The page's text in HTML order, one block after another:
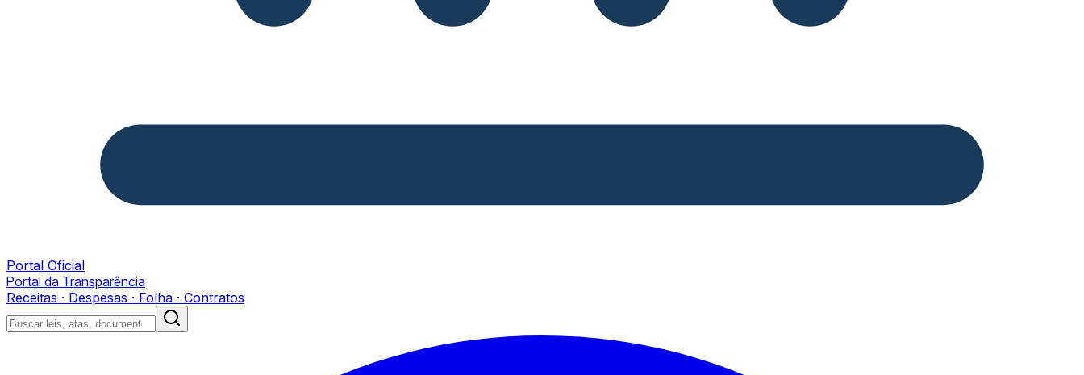
Portal Oficial
Portal da Transparência
Receitas · Despesas · Folha · Contratos